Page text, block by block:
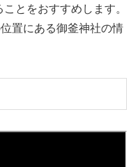
とをおすすめします。
置にある御釜神社の情